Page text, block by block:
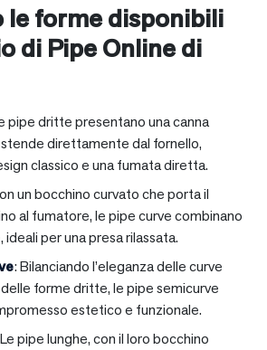
le forme disponibili
di Pipe Online di
pipe dritte presentano una canna
direttamente dal fornello,
classico e una fumata diretta.
un bocchino curvato che porta il
al fumatore, le pipe curve combinano
per una presa rilassata.
: Bilanciando l’eleganza delle curve
forme dritte, le pipe semicurve
estetico e funzionale.
Le pipe lunghe, con il loro bocchino